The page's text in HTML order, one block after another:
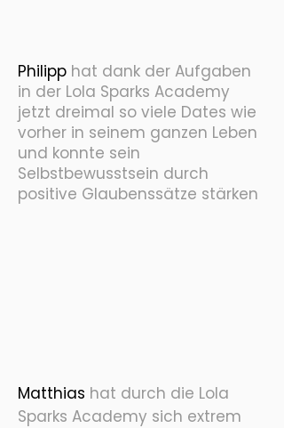
Philipp hat dank der Aufgaben
in der Lola Sparks Academy
jetzt dreimal so viele Dates wie
vorher in seinem ganzen Leben
und konnte sein
Selbstbewusstsein durch
positive Glaubenssätze stärken
Matthias hat durch die Lola
Sparks Academy sich extrem